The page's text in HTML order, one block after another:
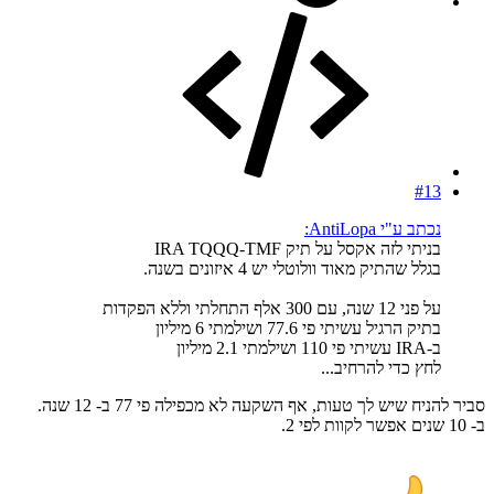
#13
נכתב ע"י AntiLopa:
בניתי לזה אקסל על תיק IRA TQQQ-TMF
בגלל שהתיק מאוד וולוטלי יש 4 איזונים בשנה.
על פני 12 שנה, עם 300 אלף התחלתי וללא הפקדות
בתיק הרגיל עשיתי פי 77.6 ושילמתי 6 מיליון
ב-IRA עשיתי פי 110 ושילמתי 2.1 מיליון
לחץ כדי להרחיב...
סביר להניח שיש לך טעות, אף השקעה לא מכפילה פי 77 ב- 12 שנה.
ב- 10 שנים אפשר לקוות לפי 2.